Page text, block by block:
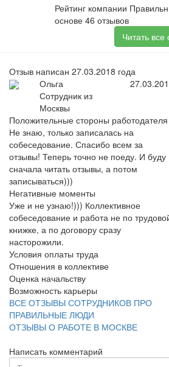
Рейтинг компании
основе 46 отзывов
Читать все
Отзыв написан 27.03.2018 года
Ольга
Сотрудник из
Москвы
Положительные стороны работодателя
Не знаю, только записалась на
собеседование. Спасибо всем за
отзывы! Теперь точно не поеду. И буду
сначала читать отзывы, а потом
записываться)))
Негативные моменты
Уже и не узнаю!))) Коллективное
собеседование и работа не по
книжке, а по договору сразу
насторожили.
Условия оплаты труда
Отношения в коллективе
Оценка начальству
Возможность карьеры
ВСЕ ОТЗЫВЫ СОТРУДНИКОВ ПРО
ПРАВИЛЬНЫЕ ЛЮДИ
ОТЗЫВЫ О РАБОТЕ В МОСКВЕ
Написать комментарий